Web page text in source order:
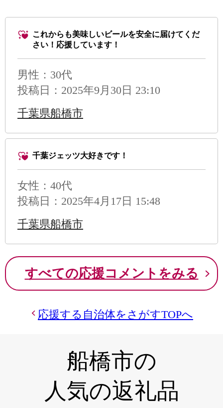
これからも美味しいビールを安全に届けてくだ
さい！応援しています！
男性 ：30代
投稿日：2025年9月30日 23:10
千葉県船橋市
千葉ジェッツ大好きです！
女性：40代
投稿日：2025年4月17日 15:48
千葉県船橋市
すべての応援コメントをみる
応援する自治体をさがすTOPへ
船橋市の
人気の返礼品